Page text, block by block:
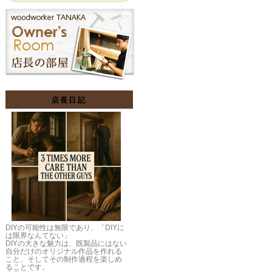
店長日記
DIYの可能性は無限であり、「DIYに
は限界なんてない」
DIYの大きな魅力は、既製品にはない
自分だけのオリジナル作品を作れる
こと、そしてその制作過程を楽しめ
ることです。